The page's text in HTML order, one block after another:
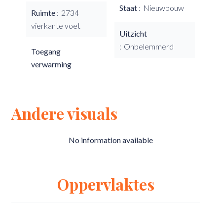
Ruimte
2734
vierkante voet
Toegang
verwarming
Staat Nieuwbouw
Uitzicht
Onbelemmerd
Andere visuals
No information available
Oppervlaktes